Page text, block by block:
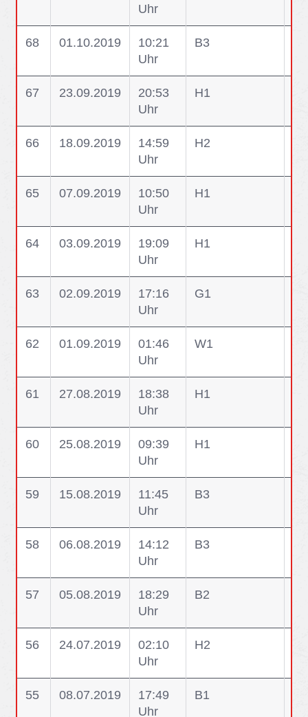
Uhr
68 01.10.2019
10:21
Uhr
B3
67 23.09.2019
20:53
Uhr
H1
66 18.09.2019
14:59
Uhr
H2
65 07.09.2019
10:50
Uhr
H1
64 03.09.2019
19:09
Uhr
H1
63 02.09.2019
17:16
Uhr
G1
62 01.09.2019
01:46
Uhr
W1
61 27.08.2019
18:38
Uhr
H1
60 25.08.2019
09:39
Uhr
H1
59 15.08.2019
11:45
Uhr
B3
58 06.08.2019
14:12
Uhr
B3
57 05.08.2019
18:29
Uhr
B2
56 24.07.2019
02:10
Uhr
H2
55 08.07.2019
17:49
Uhr
B1